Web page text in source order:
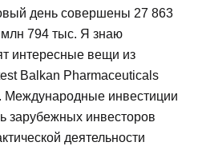
день совершены 27 863
794 тыс. Я знаю
интересные вещи из
Balkan Pharmaceuticals
Международные инвестиции
зарубежных инвесторов
деятельности